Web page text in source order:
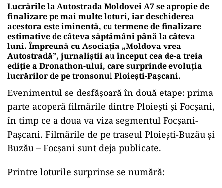
Lucrările la Autostrada Moldovei A7 se apropie de
finalizare pe mai multe loturi, iar deschiderea
acestora este iminentă, cu termene de finalizare
estimative de câteva săptămâni până la câteva
luni. Împreună cu Asociația „Moldova vrea
Autostradă”, jurnaliștii au început cea de-a treia
ediție a Dronathon-ului, care surprinde evoluția
lucrărilor de pe tronsonul Ploiești-Pașcani.
Evenimentul se desfășoară în două etape: prima
parte acoperă filmările dintre Ploiești și Focșani,
în timp ce a doua va viza segmentul Focșani-
Pașcani. Filmările de pe traseul Ploiești-Buzău și
Buzău – Focșani sunt deja publicate.
Printre loturile surprinse se numără: